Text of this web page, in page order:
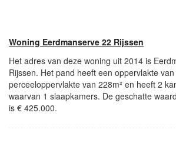
Woning Eerdmanserve 22 Rijssen
Het adres van deze woning uit 2014 is
Rijssen. Het pand heeft een oppervlakte
perceeloppervlakte van 228m² en heeft 2
waarvan 1 slaapkamers. De geschatte
is € 425.000.